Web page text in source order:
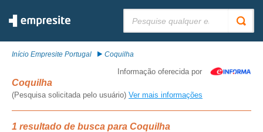
Início Empresite Portugal Coquilha
Informação oferecida por
Coquilha
(Pesquisa solicitada pelo usuário) Ver mais informações
1 resultado de busca para Coquilha